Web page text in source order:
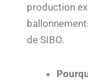
production
de SIBO.